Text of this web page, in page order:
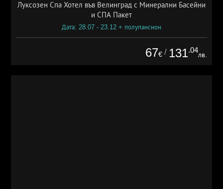
Луксозен Спа Хотел във Велинград с Минерални Басейни
и СПА Пакет
Дата: 28.07 - 23.12 + полупансион
67€ / 131.04
лв.